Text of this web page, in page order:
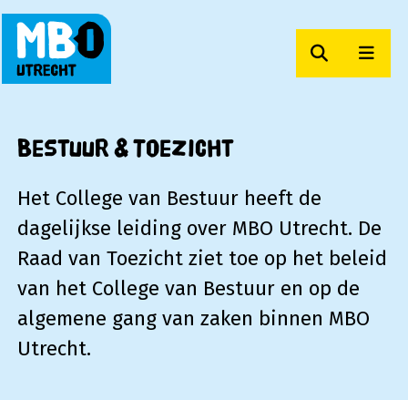
Zoeken
Bestuur & Toezicht
Het College van Bestuur heeft de
dagelijkse leiding over MBO Utrecht. De
Raad van Toezicht ziet toe op het beleid
van het College van Bestuur en op de
algemene gang van zaken binnen MBO
Utrecht.